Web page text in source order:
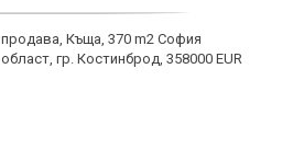
продава, Къща, 370 m2 София
област, гр. Костинброд, 358000 EUR